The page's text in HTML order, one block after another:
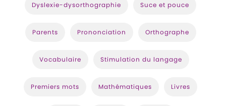
Dyslexie-dysorthographie Suce et pouce
Parents Prononciation Orthographe
Vocabulaire Stimulation du langage
Premiers mots Mathématiques Livres